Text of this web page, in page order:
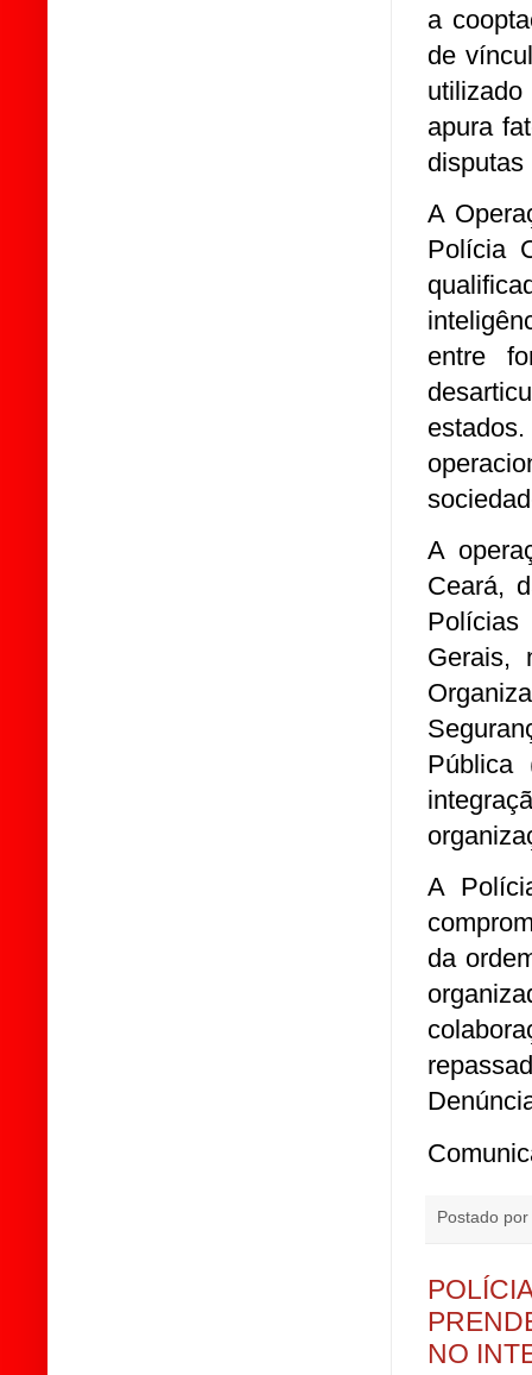
a
de
apura
disputas
A
Polícia
entre
A
Ceará,
Gerais,
Pública
A
da
Postado por
NO